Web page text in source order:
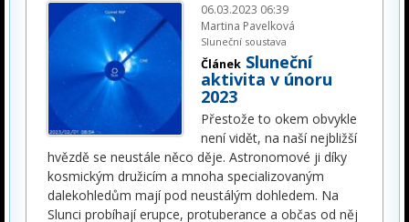
06.03.2023 06:39
Martina Pavelková
Sluneční soustava
Článek Sluneční
aktivita v únoru
2023
Přestože to okem obvykle
není vidět, na naší nejbližší
hvězdě se neustále něco děje. Astronomové ji díky
kosmickým družicím a mnoha specializovaným
dalekohledům mají pod neustálým dohledem. Na
Slunci probíhají erupce, protuberance a občas od něj